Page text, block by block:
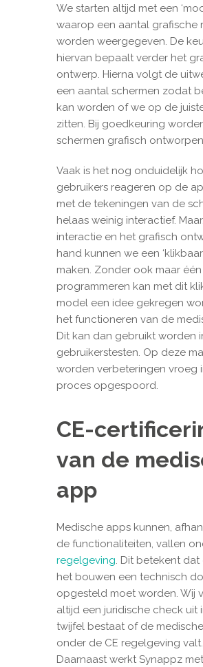
We starten altijd met een
waarop een aantal grafische
worden weergegeven. De
hiervan bepaalt verder het
ontwerp. Hierna volgt de
een aantal schermen zodat
kan worden of we op de
zitten. Bij goedkeuring
schermen grafisch
Vaak is het nog onduidelijk
gebruikers reageren op de
met de tekeningen van de
helaas weinig interactief.
interactie en het grafisch
hand kunnen we een
maken. Zonder ook maar
programmeren kan met dit
model een idee gekregen
het functioneren van de
Dit kan dan gebruikt worden
gebruikerstesten. Op deze
worden verbeteringen vroeg
proces opgespoord.
CE-
van de
app
Medische apps kunnen,
de functionaliteiten, vallen
regelgeving. Dit betekent dat
het bouwen een technisch
opgesteld moet worden. Wij
altijd een juridische check uit
twijfel bestaat of de
onder de CE regelgeving valt.
Daarnaast werkt Synappz